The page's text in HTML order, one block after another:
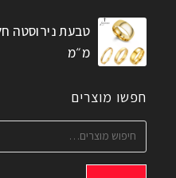
מ״מ
חפשו מוצרים